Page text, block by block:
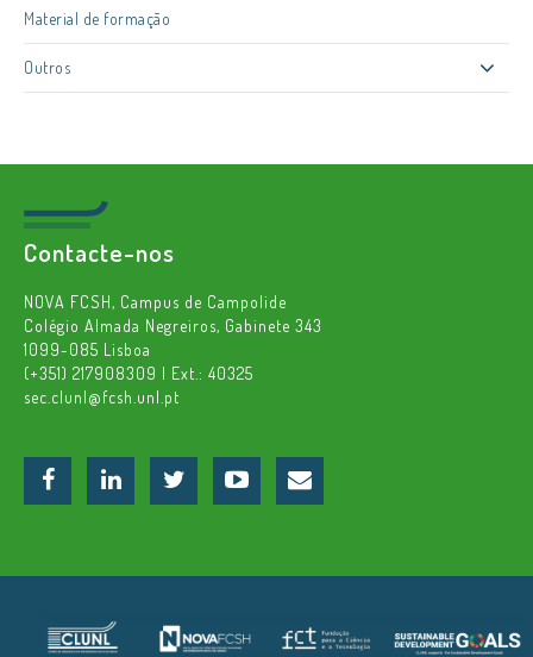
Material de formação
Outros
Contacte-nos
NOVA FCSH, Campus de Campolide
Colégio Almada Negreiros, Gabinete 343
1099-085 Lisboa
(+351) 217908309 | Ext.: 40325
sec.clunl@fcsh.unl.pt